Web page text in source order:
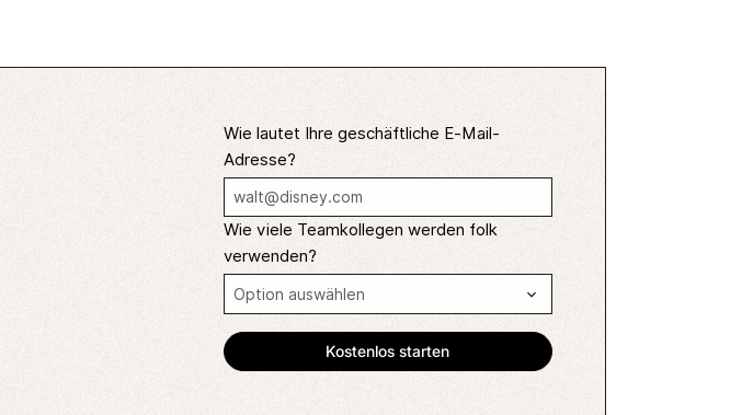
Wie lautet Ihre geschäftliche E-Mail-
Adresse?
Wie viele Teamkollegen werden folk
verwenden?